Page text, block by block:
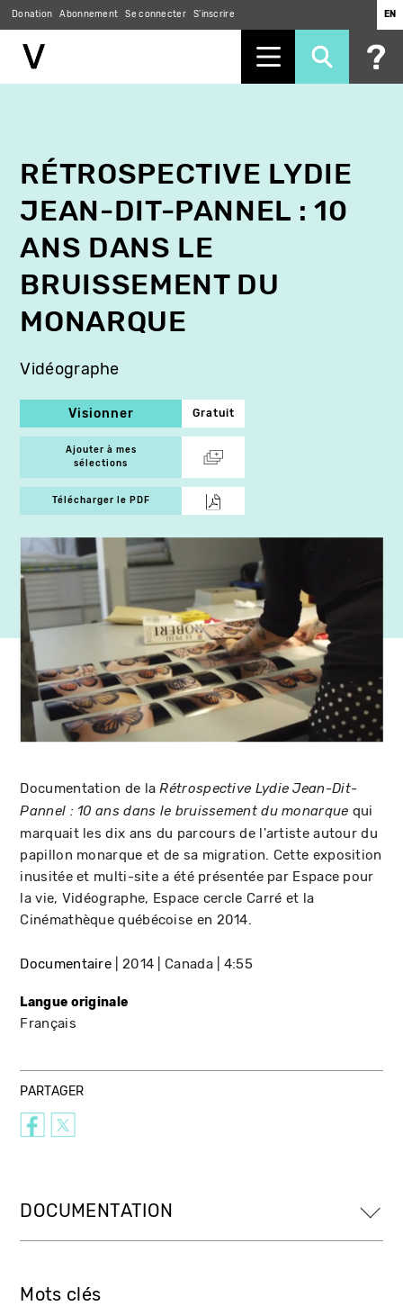
principal
Donation Abonnement Se connecter S'inscrire EN
RÉTROSPECTIVE LYDIE
JEAN-DIT-PANNEL : 10
ANS DANS LE
BRUISSEMENT DU
MONARQUE
Vidéographe
Visionner Gratuit
Ajouter à mes
sélections
Télécharger le PDF
Documentation de laRétrospective Lydie Jean-Dit-
Pannel : 10 ans dans le bruissement du monarque qui
marquait les dix ans du parcours de l'artiste autour du
papillon monarque et de sa migration. Cette exposition
inusitée et multi-site a été présentée par Espace pour
la vie, Vidéographe, Espace cercle Carré et la
Cinémathèque québécoise en 2014.
Documentaire 2014 Canada 4:55
Langue originale
Français
PARTAGER
DOCUMENTATION
Mots clés